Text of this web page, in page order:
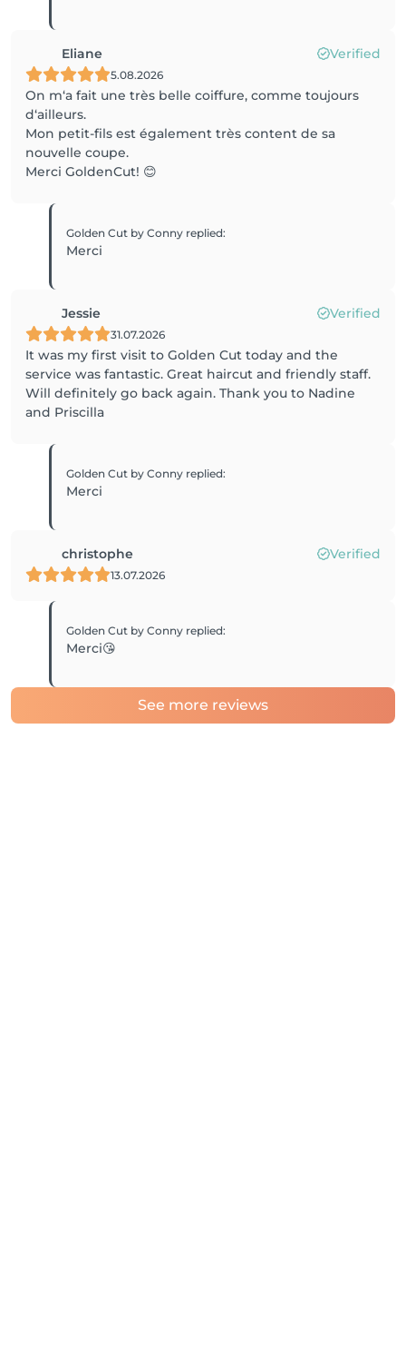
Eliane Verified
5.08.2026
On m‘a fait une très belle coiffure, comme toujours
d‘ailleurs.
Mon petit-fils est également très content de sa
nouvelle coupe.
Merci GoldenCut! 😊
Golden Cut by Conny replied:
Merci
Jessie Verified
31.07.2026
It was my first visit to Golden Cut today and the
service was fantastic. Great haircut and friendly staff.
Will definitely go back again. Thank you to Nadine
and Priscilla
Golden Cut by Conny replied:
Merci
christophe Verified
13.07.2026
Golden Cut by Conny replied:
Merci😘
See more reviews